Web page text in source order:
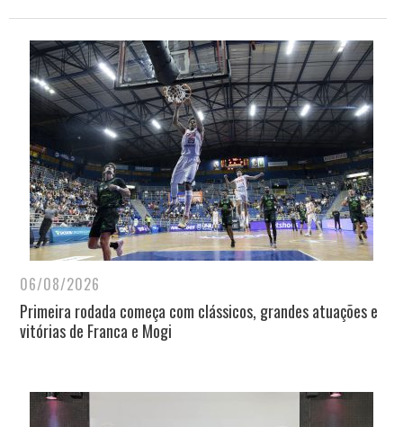
06/08/2026
Primeira rodada começa com clássicos, grandes atuações e
vitórias de Franca e Mogi